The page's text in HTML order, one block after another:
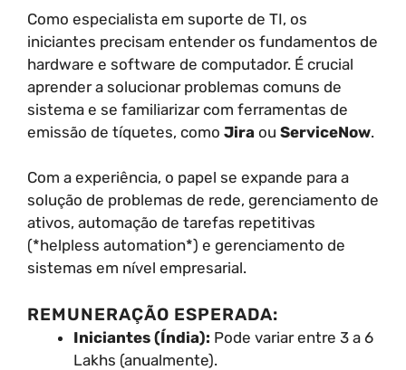
Como especialista em suporte de TI, os
iniciantes precisam entender os fundamentos de
hardware e software de computador. É crucial
aprender a solucionar problemas comuns de
sistema e se familiarizar com ferramentas de
emissão de tíquetes, como Jira ou ServiceNow.
Com a experiência, o papel se expande para a
solução de problemas de rede, gerenciamento de
ativos, automação de tarefas repetitivas
(*helpless automation*) e gerenciamento de
sistemas em nível empresarial.
REMUNERAÇÃO ESPERADA:
Iniciantes (Índia): Pode variar entre 3 a 6
Lakhs (anualmente).